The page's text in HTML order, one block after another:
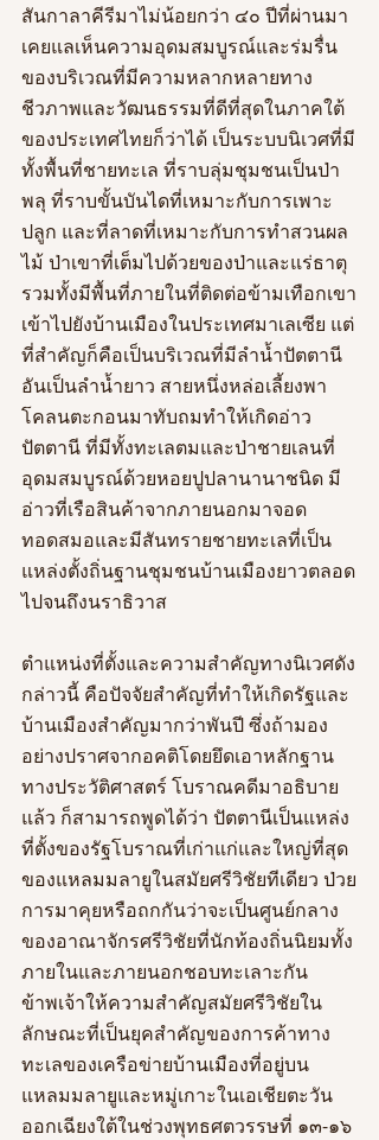
สันกาลาคีรีมาไม่น้อยกว่า ๔๐ ปีที่ผ่านมา
เคยแลเห็นความอุดมสมบูรณ์และร่มรื่น
ของบริเวณที่มีความหลากหลายทาง
ชีวภาพและวัฒนธรรมที่ดีที่สุดในภาคใต้
ของประเทศไทยก็ว่าได้ เป็นระบบนิเวศที่มี
ทั้งพื้นที่ชายทะเล ที่ราบลุ่มชุมชนเป็นป่า
พลุ ที่ราบขั้นบันไดที่เหมาะกับการเพาะ
ปลูก และที่ลาดที่เหมาะกับการทำสวนผล
ไม้ ป่าเขาที่เต็มไปด้วยของป่าและแร่ธาตุ
รวมทั้งมีพื้นที่ภายในที่ติดต่อข้ามเทือกเขา
เข้าไปยังบ้านเมืองในประเทศมาเลเซีย แต่
ที่สำคัญก็คือเป็นบริเวณที่มีลำน้ำปัตตานี
อันเป็นลำน้ำยาว สายหนึ่งหล่อเลี้ยงพา
โคลนตะกอนมาทับถมทำให้เกิดอ่าว
ปัตตานี ที่มีทั้งทะเลตมและป่าชายเลนที่
อุดมสมบูรณ์ด้วยหอยปูปลานานาชนิด มี
อ่าวที่เรือสินค้าจากภายนอกมาจอด
ทอดสมอและมีสันทรายชายทะเลที่เป็น
แหล่งตั้งถิ่นฐานชุมชนบ้านเมืองยาวตลอด
ไปจนถึงนราธิวาส
ตำแหน่งที่ตั้งและความสำคัญทางนิเวศดัง
กล่าวนี้ คือปัจจัยสำคัญที่ทำให้เกิดรัฐและ
บ้านเมืองสำคัญมากว่าพันปี ซึ่งถ้ามอง
อย่างปราศจากอคติโดยยึดเอาหลักฐาน
ทางประวัติศาสตร์ โบราณคดีมาอธิบาย
แล้ว ก็สามารถพูดได้ว่า ปัตตานีเป็นแหล่ง
ที่ตั้งของรัฐโบราณที่เก่าแก่และใหญ่ที่สุด
ของแหลมมลายูในสมัยศรีวิชัยทีเดียว ป่วย
การมาคุยหรือถกกันว่าจะเป็นศูนย์กลาง
ของอาณาจักรศรีวิชัยที่นักท้องถิ่นนิยมทั้ง
ภายในและภายนอกชอบทะเลาะกัน
ข้าพเจ้าให้ความสำคัญสมัยศรีวิชัยใน
ลักษณะที่เป็นยุคสำคัญของการค้าทาง
ทะเลของเครือข่ายบ้านเมืองที่อยู่บน
แหลมมลายูและหมู่เกาะในเอเชียตะวัน
ออกเฉียงใต้ในช่วงพุทธศตวรรษที่ ๑๓-๑๖